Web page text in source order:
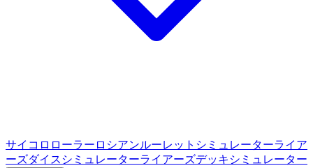
サイコロローラー ロシアンルーレットシミュレーターライア
ーズダイスシミュレーターライアーズデッキシミュレーター